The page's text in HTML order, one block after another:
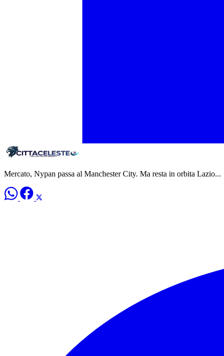
Mercato, Nypan passa al Manchester City. Ma resta in orbita Lazio...